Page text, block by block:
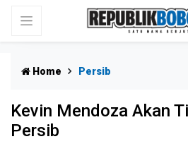
Home Persib
Kevin Mendoza Akan
Persib